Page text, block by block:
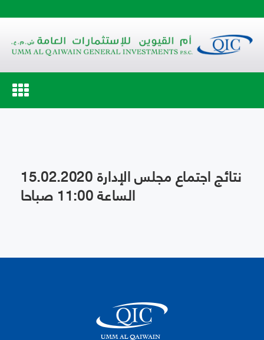
Toggle
navigation
نتائج اجتماع مجلس الإدارة 15.02.2020
الساعة 11:00 صباحا